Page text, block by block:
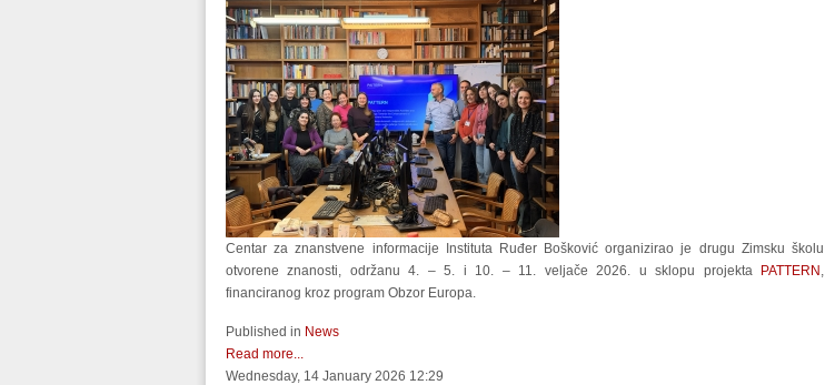
Centar za znanstvene informacije Instituta Ruđer Bošković organizirao je drugu Zimsku školu
otvorene znanosti, održanu 4. – 5. i 10. – 11. veljače 2026. u sklopu projekta
PATTERN ,
financiranog kroz program Obzor Europa.
Published in News
Read more...
Wednesday, 14 January 2026 12:29